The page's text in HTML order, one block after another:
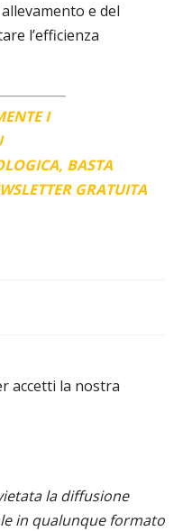
e del
l’efficienza
I
BASTA
GRATUITA
accetti la nostra
la diffusione
in qualunque formato